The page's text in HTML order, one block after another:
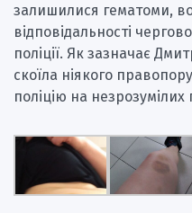
залишилися гематоми,
відповідальності
поліції. Як зазначає
скоїла ніякого
поліцію на незрозумілих